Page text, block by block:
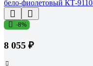
-8%
8 055 ₽